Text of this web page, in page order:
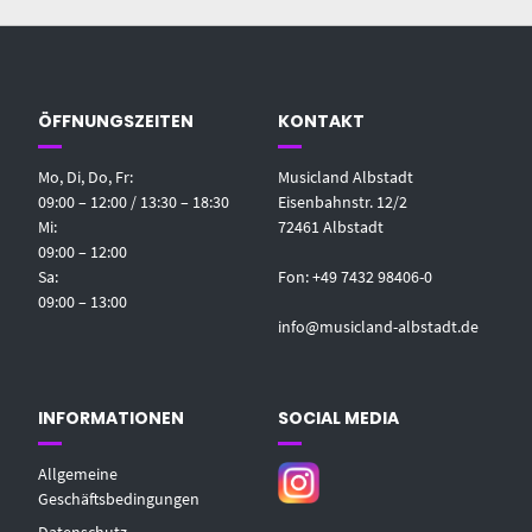
ÖFFNUNGSZEITEN
Mo, Di, Do, Fr:
09:00 – 12:00 / 13:30 – 18:30
Mi:
09:00 – 12:00
Sa:
09:00 – 13:00
KONTAKT
Musicland Albstadt
Eisenbahnstr. 12/2
72461 Albstadt
Fon: +49 7432 98406-0
info@musicland-albstadt.de
INFORMATIONEN
Allgemeine
Geschäftsbedingungen
SOCIAL MEDIA